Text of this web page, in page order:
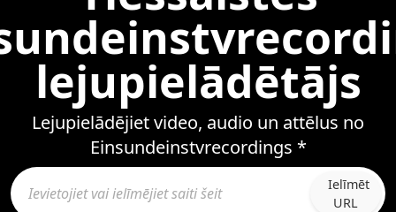
lejupielādētājs
Lejupielādējiet video, audio un attēlus no
Einsundeinstvrecordings *
Ielīmēt
URL